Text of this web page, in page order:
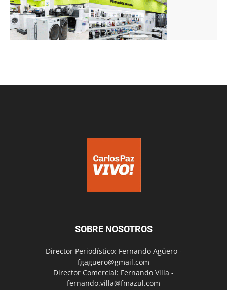
SOBRE NOSOTROS
Director Periodístico: Fernando Agüero -
fgaguero@gmail.com
Director Comercial: Fernando Villa -
fernando.villa@fmazul.com